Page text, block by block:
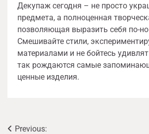
Декупаж сегодня – не просто
предмета, а полноценная
позволяющая выразить себя по-
Смешивайте стили,
материалами и не бойтесь
так рождаются самые
ценные изделия.
Навигация
Previous: